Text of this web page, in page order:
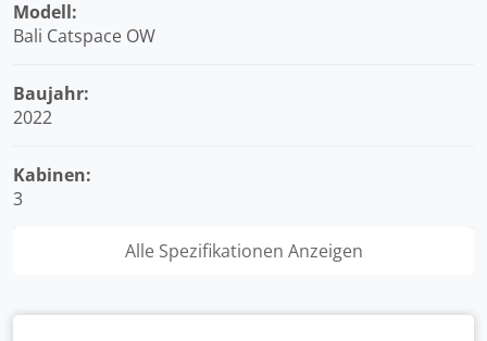
Modell:
Bali Catspace OW
Baujahr:
2022
Kabinen:
3
Alle Spezifikationen Anzeigen